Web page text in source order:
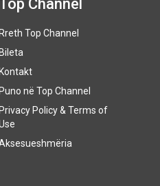
Top Channel
Rreth Top Channel
Bileta
Kontakt
Puno në Top Channel
Privacy Policy & Terms of